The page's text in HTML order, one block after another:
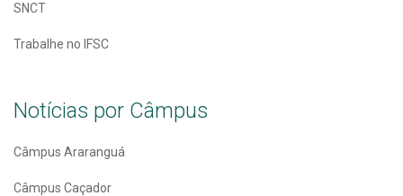
SNCT
Trabalhe no IFSC
Notícias por Câmpus
Câmpus Araranguá
Câmpus Caçador